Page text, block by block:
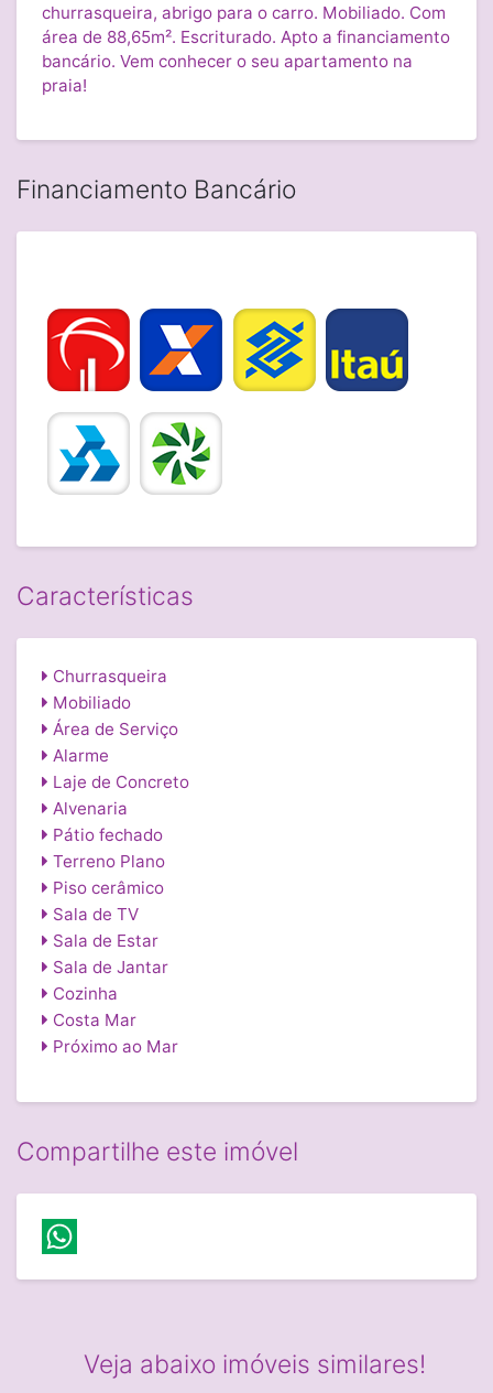
churrasqueira, abrigo para o carro. Mobiliado. Com
área de 88,65m². Escriturado. Apto a financiamento
bancário. Vem conhecer o seu apartamento na
praia!
Financiamento Bancário
Características
Churrasqueira
Mobiliado
Área de Serviço
Alarme
Laje de Concreto
Alvenaria
Pátio fechado
Terreno Plano
Piso cerâmico
Sala de TV
Sala de Estar
Sala de Jantar
Cozinha
Costa Mar
Próximo ao Mar
Compartilhe este imóvel
Veja abaixo imóveis similares!